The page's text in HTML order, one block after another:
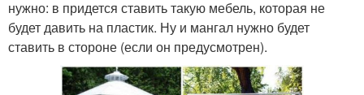
нужно: в придется ставить такую мебель, которая не
будет давить на пластик. Ну и мангал нужно будет
ставить в стороне (если он предусмотрен).